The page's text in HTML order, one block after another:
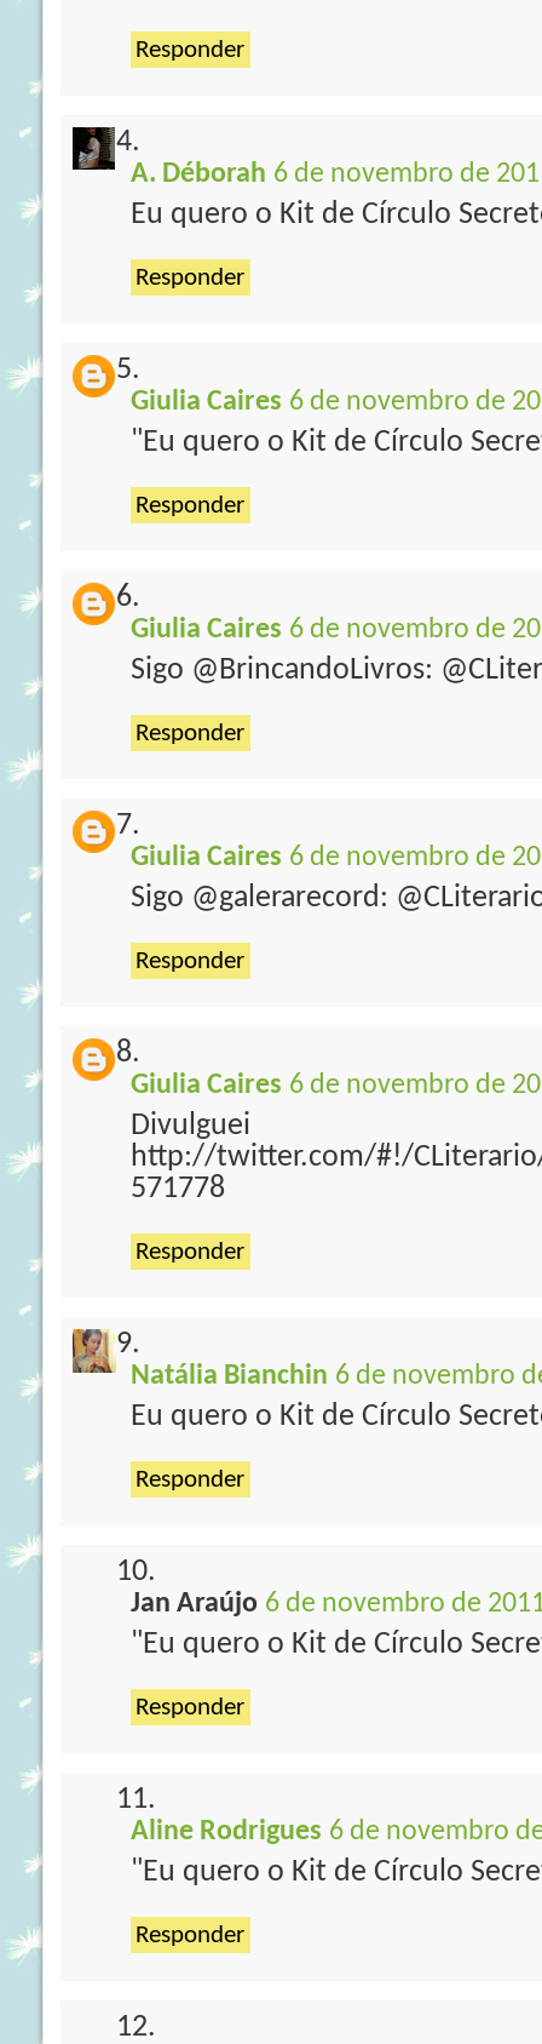
Responder
A. Déborah 6 de novembro de
Eu quero o Kit de Círculo
Responder
Giulia Caires 6 de novembro de
"Eu quero o Kit de Círculo
Responder
Giulia Caires 6 de novembro de
Sigo @BrincandoLivros:
Responder
Giulia Caires 6 de novembro de
Sigo @galerarecord:
Responder
Giulia Caires 6 de novembro de
Divulguei
http://twitter.com/#!/
571778
Responder
Natália Bianchin 6 de novembro
Eu quero o Kit de Círculo
Responder
Jan Araújo 6 de novembro de
"Eu quero o Kit de Círculo
Responder
Aline Rodrigues 6 de novembro
"Eu quero o Kit de Círculo
Responder